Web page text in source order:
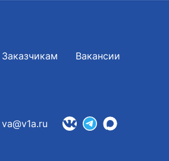
Заказчикам Вакансии
va@v1a.ru